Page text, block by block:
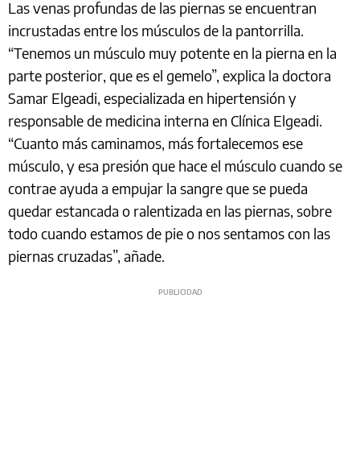
Las venas profundas de las piernas se encuentran
incrustadas entre los músculos de la pantorrilla.
“Tenemos un músculo muy potente en la pierna en la
parte posterior, que es el gemelo”, explica la doctora
Samar Elgeadi, especializada en hipertensión y
responsable de medicina interna en Clínica Elgeadi.
“Cuanto más caminamos, más fortalecemos ese
músculo, y esa presión que hace el músculo cuando se
contrae ayuda a empujar la sangre que se pueda
quedar estancada o ralentizada en las piernas, sobre
todo cuando estamos de pie o nos sentamos con las
piernas cruzadas”, añade.